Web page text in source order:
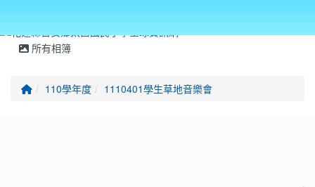
所有相簿
回首頁110學年度 1110401學生草地音樂會